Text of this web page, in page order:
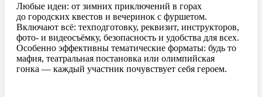
Любые идеи: от зимних приключений в горах
до городских квестов и вечеринок с фуршетом.
Включают всё: техподготовку, реквизит, инструкторов,
фото- и видеосъёмку, безопасность и удобства для всех.
Особенно эффективны тематические форматы: будь то
мафия, театральная постановка или олимпийская
гонка — каждый участник почувствует себя героем.